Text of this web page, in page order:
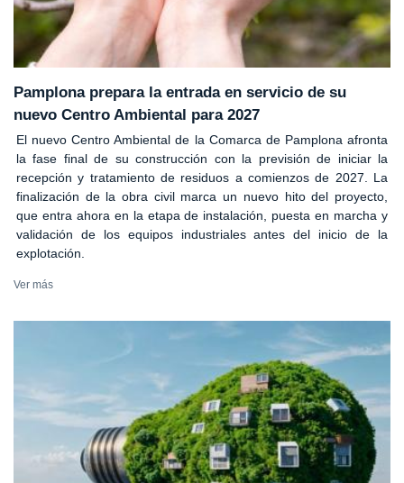
Pamplona prepara la entrada en servicio de su
nuevo Centro Ambiental para 2027
El nuevo Centro Ambiental de la Comarca de Pamplona afronta
la fase final de su construcción con la previsión de iniciar la
recepción y tratamiento de residuos a comienzos de 2027. La
finalización de la obra civil marca un nuevo hito del proyecto,
que entra ahora en la etapa de instalación, puesta en marcha y
validación de los equipos industriales antes del inicio de la
explotación.
Ver más